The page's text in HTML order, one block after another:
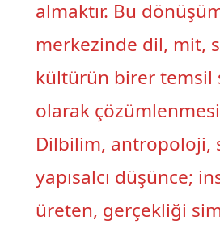
almaktır. Bu
merkezinde dil, mit,
kültürün birer temsil
olarak çözümlenmesi
Dilbilim, antropoloji,
yapısalcı düşünce;
üreten, gerçekliği